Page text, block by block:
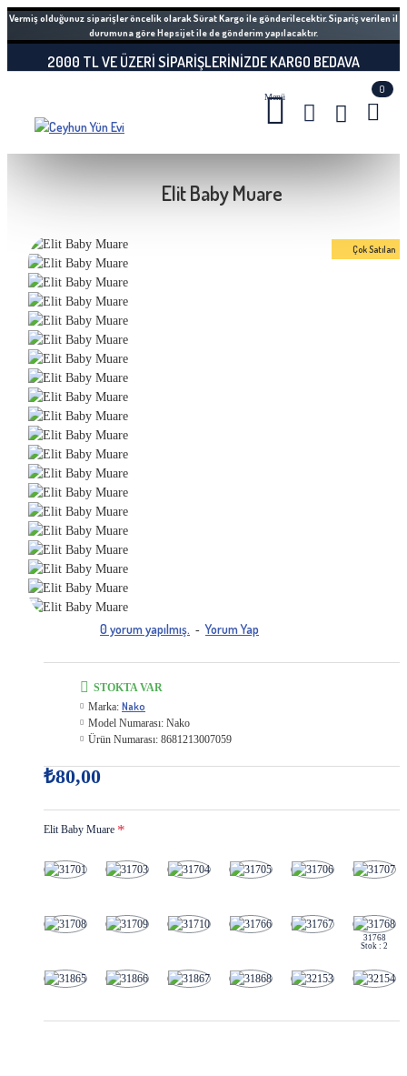
Vermiş olduğunuz siparişler öncelik olarak Sürat Kargo ile gönderilecektir. Sipariş verilen il
durumuna göre Hepsijet ile de gönderim yapılacaktır.
2000 TL VE ÜZERI SIPARIŞLERINIZDE KARGO BEDAVA
0
Elit Baby Muare
Çok Satılan
0 yorum yapılmış. - Yorum Yap
₺80,00
STOKTA VAR
Marka: Nako
Model Numarası: Nako
Ürün Numarası: 8681213007059
Elit Baby Muare
31768
Stok : 2